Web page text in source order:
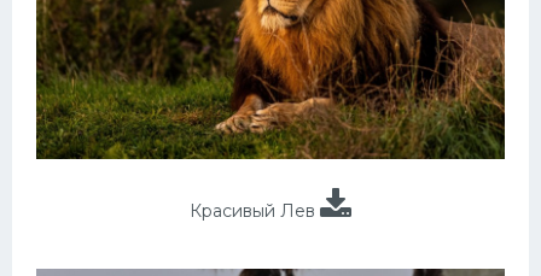
Красивый Лев